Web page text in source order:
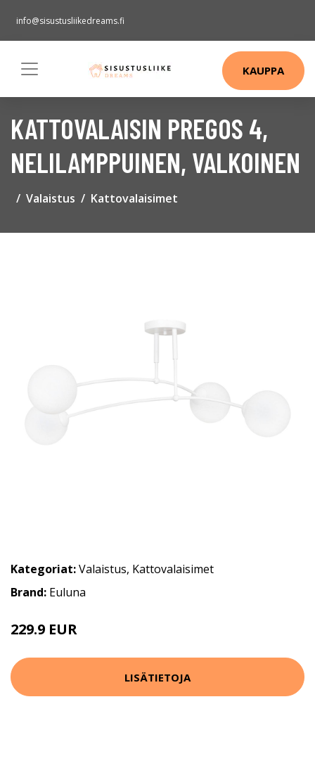
info@sisustusliikedreams.fi
KAUPPA
KATTOVALAISIN PREGOS 4,
NELILAMPPUINEN, VALKOINEN
Valaistus Kattovalaisimet
Kategoriat:Valaistus, Kattovalaisimet
Brand: Euluna
229.9 EUR
LISÄTIETOJA